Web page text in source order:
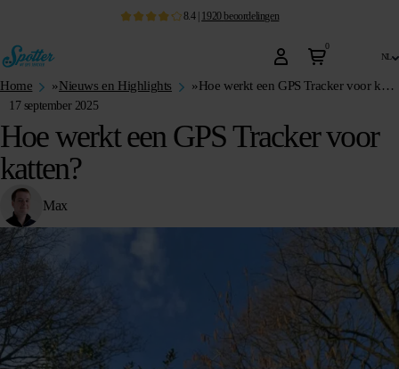
8.4| 1920beoordelingen
0
nl
Home »Nieuws en Highlights » Hoe werkt een GPS Tracker voor katten?
17 september 2025
Hoe werkt een GPS Tracker voor
katten?
Max